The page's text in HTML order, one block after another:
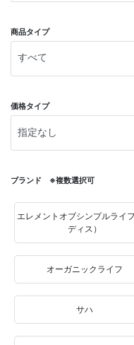
商品タイプ
価格タイプ
ブランド ※複数選択可
エレメントオブシンプルライ
ディス）
オーガニックライフ
サハ